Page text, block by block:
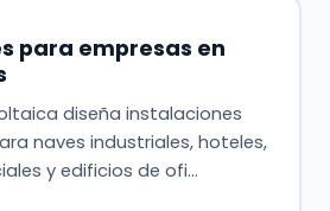
para empresas en
diseña instalaciones
naves industriales, hoteles,
y edificios de ofi…